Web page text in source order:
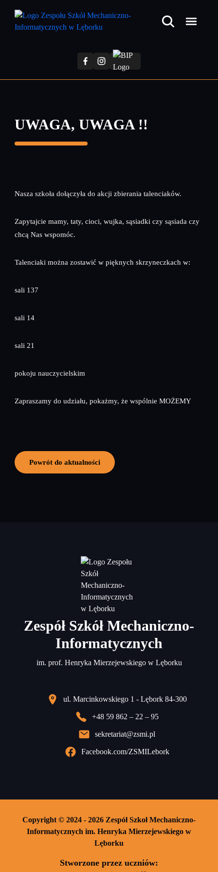
treści
UWAGA, UWAGA !!
Nasza szkoła dołączyła do akcji zbierania talenciaków.
Zapytajcie mamy, taty, cioci, wujka, sąsiadki czy sąsiada czy
chcą Nas wspomóc.
Talenciaki można zostawić w pięknych skrzyneczkach w:
sali 137
sali 14
sali 21
pokoju nauczycielskim
Zapraszamy do udziału, pokażmy, że wspólnie MOŻEMY
Powrót do aktualności
Zespół Szkół Mechaniczno-
Informatycznych
im. prof. Henryka Mierzejewskiego w Lęborku
ul. Marcinkowskiego 1 - Lębork 84-300
+48 59 862 – 22 – 95
sekretariat@zsmi.pl
Facebook.com/ZSMILebork
Copyright © 2024 - 2026 Zespół Szkoł Mechaniczno-
Informatycznych im. Henryka Mierzejewskiego w
Lęborku
Stworzone przez uczniów: